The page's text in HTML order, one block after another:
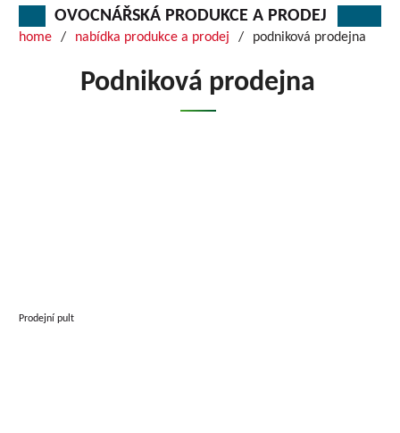
OVOCNÁŘSKÁ PRODUKCE A PRODEJ
home nabídka produkce a prodej podniková prodejna
Podniková prodejna
Prodejní pult